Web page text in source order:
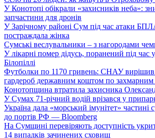
У Конотопі обікрали «захисників неба»:
запчастини для дронів
У Зарічному районі Сум під час атаки
постраждала жінка
Сумські веслувальники – з нагородами
У лікарні помер дідусь, поранений під час
Білопіллі
Футболки по 1170 гривень: СНАУ вирішив
гардероб державним коштом по захмарним
Конотопщина втратила захисника
У Сумах 71-річний водій врізався у
Україна дала «морський імунітет»
до портів РФ — Bloomberg
На Сумщині перевіряють доступність
14 випадків зачинених сховищ